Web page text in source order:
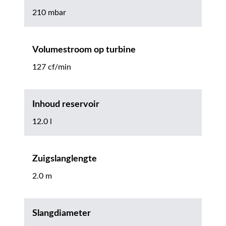
210 mbar
Volumestroom op turbine
127 cf/min
Inhoud reservoir
12.0 l
Zuigslanglengte
2.0 m
Slangdiameter